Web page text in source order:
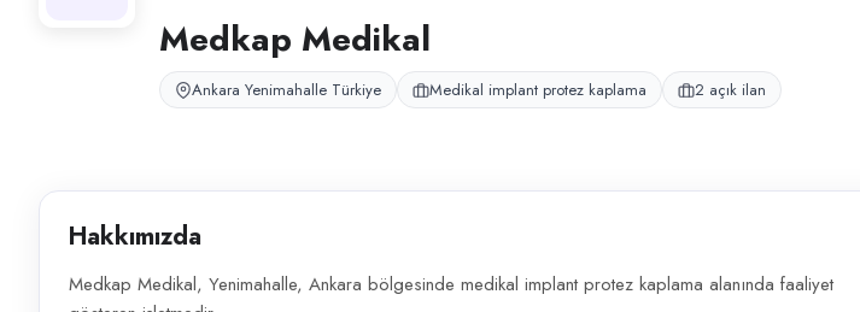
Medkap Medikal
Ankara Yenimahalle Türkiye Medikal implant protez kaplama 2 açık ilan
Hakkımızda
Medkap Medikal, Yenimahalle, Ankara bölgesinde medikal implant protez kaplama alanında faaliyet